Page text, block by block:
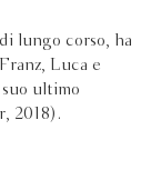
lungo corso, ha
Luca e
ultimo
2018).